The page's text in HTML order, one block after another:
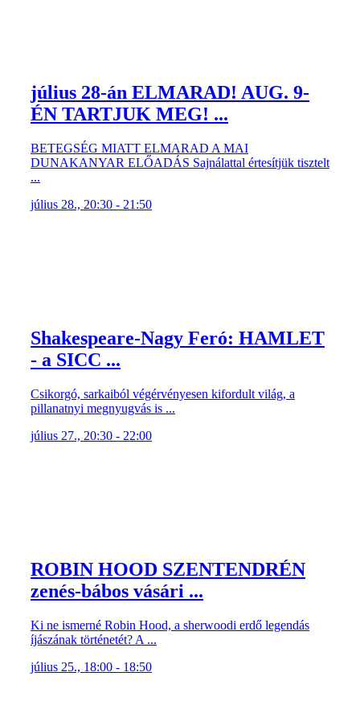
július 28-án ELMARAD! AUG. 9-
ÉN TARTJUK MEG! ...
BETEGSÉG MIATT ELMARAD A MAI
DUNAKANYAR ELŐADÁS Sajnálattal értesítjük tisztelt
...
július 28., 20:30 - 21:50
Shakespeare-Nagy Feró: HAMLET
- a SICC ...
Csikorgó, sarkaiból végérvényesen kifordult világ, a
pillanatnyi megnyugvás is ...
július 27., 20:30 - 22:00
ROBIN HOOD SZENTENDRÉN
zenés-bábos vásári ...
Ki ne ismerné Robin Hood, a sherwoodi erdő legendás
íjászának történetét? A ...
július 25., 18:00 - 18:50